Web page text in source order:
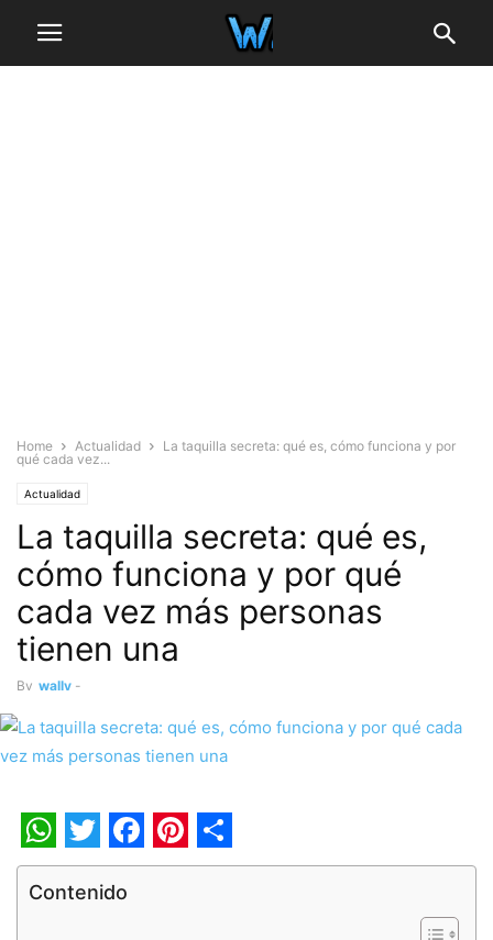
Home Actualidad
La taquilla secreta: qué es, cómo funciona y por
qué cada vez...
Actualidad
La taquilla secreta: qué es,
cómo funciona y por qué
cada vez más personas
tienen una
By wally -
WhatsApp
Twitter
Facebook
Pinterest
Share
Contenido